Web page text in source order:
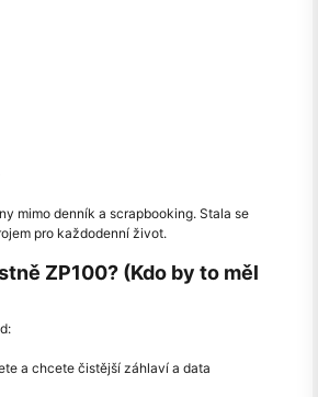
mimo denník a scrapbooking. Stala se
pro každodenní život.
ZP100? (Kdo by to měl
a chcete čistější záhlaví a data